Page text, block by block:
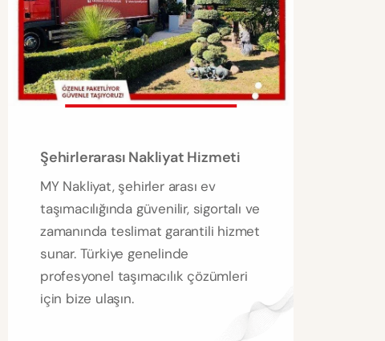
Şehirlerarası Nakliyat Hizmeti
MY Nakliyat, şehirler arası ev
taşımacılığında güvenilir, sigortalı ve
zamanında teslimat garantili hizmet
sunar. Türkiye genelinde
profesyonel taşımacılık çözümleri
için bize ulaşın.